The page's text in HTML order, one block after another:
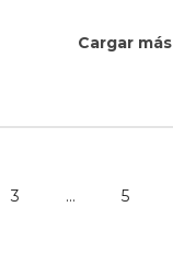
Cargar más
3 … 5